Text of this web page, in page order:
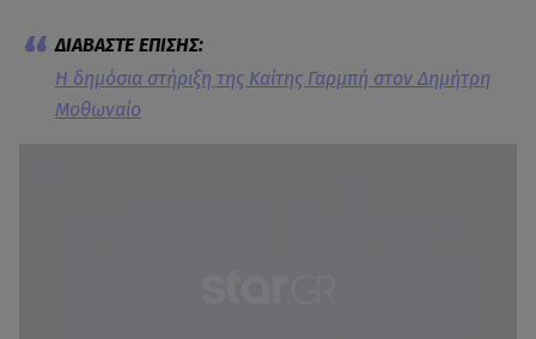
Η δημόσια στήριξη της Καίτης Γαρμπή στον Δημήτρη
Μοθωναίο